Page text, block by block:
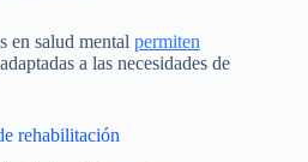
en salud mental permiten
adaptadas a las necesidades de
rehabilitación